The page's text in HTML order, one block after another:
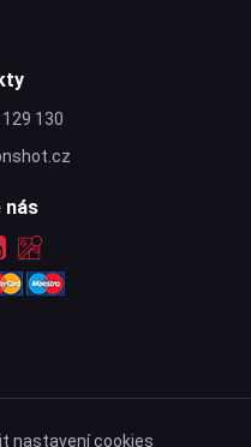
130
nás
nastavení cookies